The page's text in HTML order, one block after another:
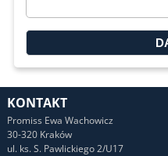
KONTAKT
Promiss Ewa Wachowicz
30-320 Kraków
ul. ks. S. Pawlickiego 2/U17